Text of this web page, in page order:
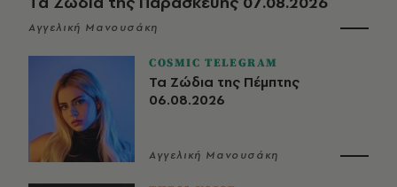
Αγγελική Μανουσάκη
COSMIC TELEGRAM
Τα Ζώδια της Πέμπτης
06.08.2026
Αγγελική Μανουσάκη